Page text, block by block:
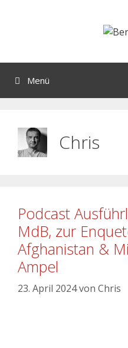
Menü
Chris
Podcast
MdB, zur
Afghanistan &
Ampel
23. April 2024von Chris